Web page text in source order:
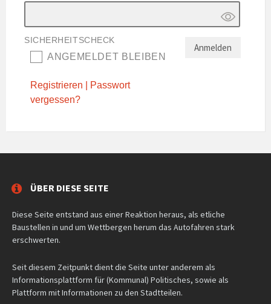
SICHERHEITSCHECK
ANGEMELDET BLEIBEN
Registrieren
Passwort
vergessen?
ÜBER DIESE SEITE
Diese Seite entstand aus einer Reaktion heraus, als etliche
Baustellen in und um Wettbergen herum das Autofahren stark
erschwerten.
Seit diesem Zeitpunkt dient die Seite unter anderem als
Informationsplattform für (Kommunal) Politisches, sowie als
Plattform mit Informationen zu den Stadtteilen.